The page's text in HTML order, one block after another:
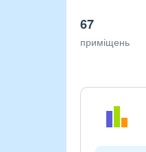
67
приміщень